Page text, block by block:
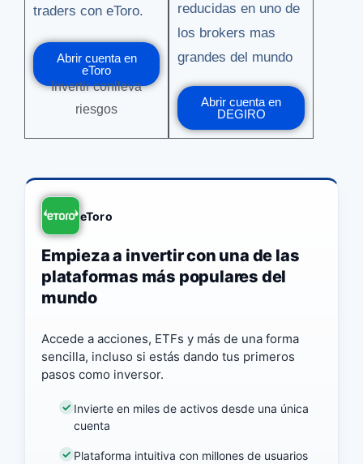
traders con eToro.
Abrir cuenta en
eToro
Invertir conlleva
riesgos
reducidas en uno de
los brokers mas
grandes del mundo
Abrir cuenta en
DEGIRO
eToro
Empieza a invertir con una de las
plataformas más populares del
mundo
Accede a acciones, ETFs y más de una forma
sencilla, incluso si estás dando tus primeros
pasos como inversor.
Invierte en miles de activos desde una única
cuenta
Plataforma intuitiva con millones de usuarios